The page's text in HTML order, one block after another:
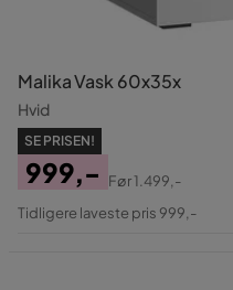
Malika Vask 60x35x
Hvid
SE PRISEN!
Pris
999,-
Original
Før1.499,-
Tidligere laveste pris 999,-